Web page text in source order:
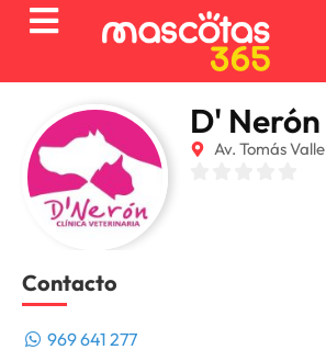
D' Nerón
Av. Tomás Valle
Contacto
969 641 277